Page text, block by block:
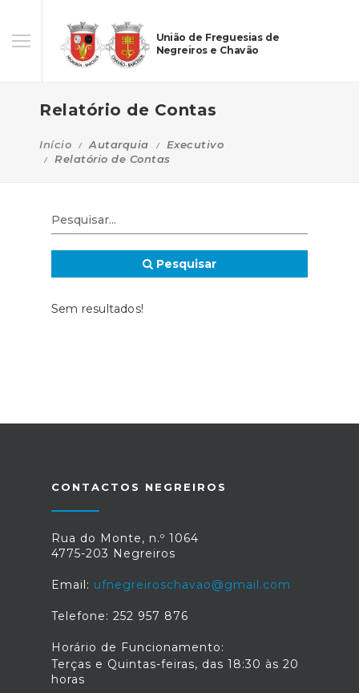
União de Freguesias de
Negreiros e Chavão
Relatório de Contas
Início Autarquia
Executivo
Relatório de Contas
Pesquisar
Sem resultados!
CONTACTOS NEGREIROS
Rua do Monte, n.º 1064
4775-203 Negreiros
Email: ufnegreiroschavao@gmail.com
Telefone: 252 957 876
Horário de Funcionamento:
Terças e Quintas-feiras, das 18:30 às 20
horas